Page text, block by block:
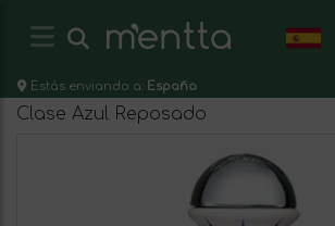
Estás enviando a: España
Clase Azul Reposado